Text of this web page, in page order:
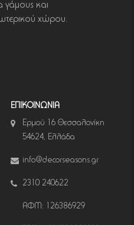
γάμους και
χώρου.
ΕΠΙΚΟΙΝΩΝΙΑ
Ερμού 16 Θεσσαλονίκη
54624, Ελλάδα
info@decorseasons.gr
2310 240622
ΑΦΜ: 126386929